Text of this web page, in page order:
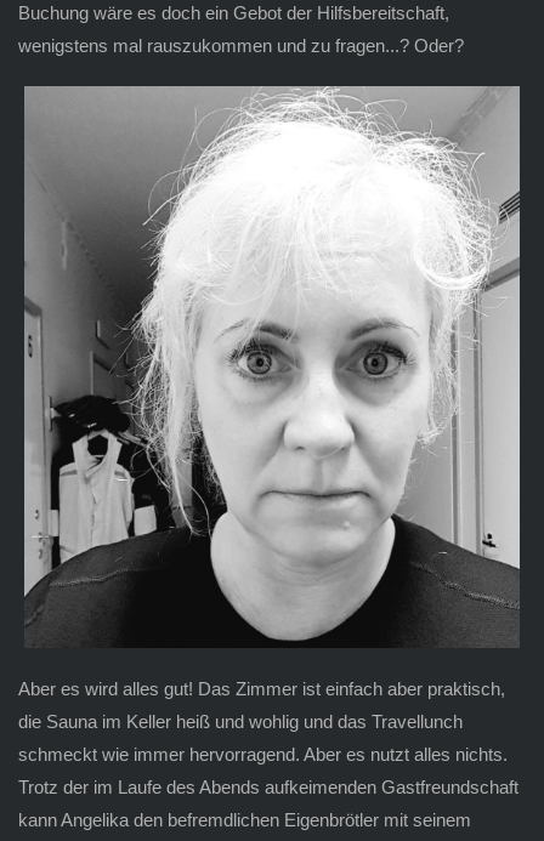
Buchung wäre es doch ein Gebot der Hilfsbereitschaft,
wenigstens mal rauszukommen und zu fragen...? Oder?
Aber es wird alles gut! Das Zimmer ist einfach aber praktisch,
die Sauna im Keller heiß und wohlig und das Travellunch
schmeckt wie immer hervorragend. Aber es nutzt alles nichts.
Trotz der im Laufe des Abends aufkeimenden Gastfreundschaft
kann Angelika den befremdlichen Eigenbrötler mit seinem